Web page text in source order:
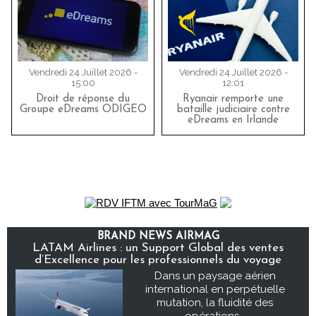
Vendredi 24 Juillet 2026 -
15:00
Droit de réponse du
Groupe eDreams ODIGEO
Vendredi 24 Juillet 2026 -
12:01
Ryanair remporte une
bataille judiciaire contre
eDreams en Irlande
BRAND NEWS AIRMAG
LATAM Airlines : un Support Global des ventes
d’Excellence pour les professionnels du voyage
Dans un paysage aérien
international en perpétuelle
mutation, la fluidité des